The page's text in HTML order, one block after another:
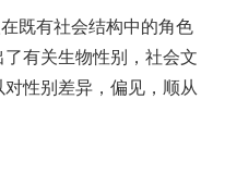
既有社会结构中的角色
有关生物性别，社会文
性别差异，偏见，顺从